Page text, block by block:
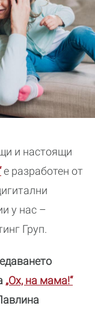
и настоящи
е разработен от
у нас –
Груп.
„Ох, на мама!“